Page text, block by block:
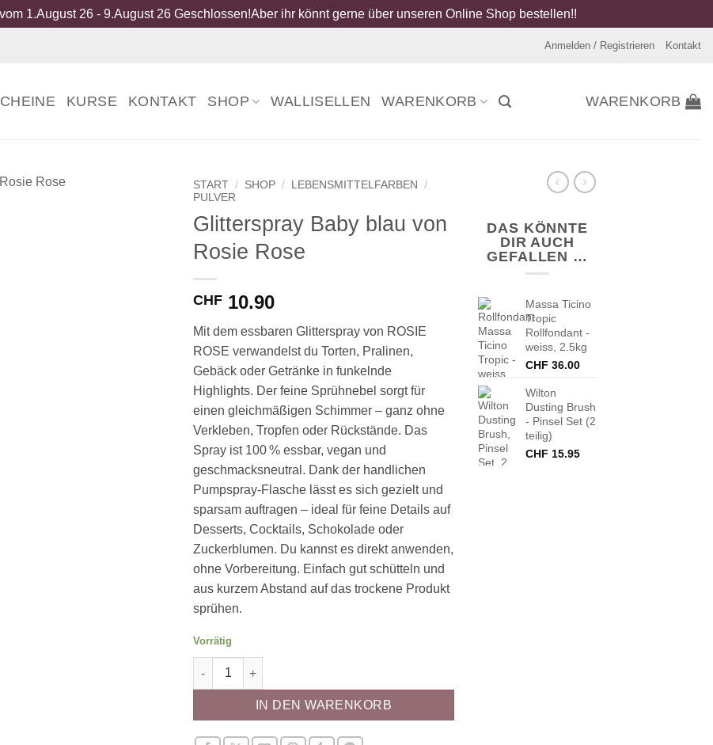
1.August 26 - 9.August 26 Geschlossen!Aber ihr könnt gerne über unseren Online Shop bestellen!!
Anmelden / Registrieren Kontakt
KURSE KONTAKT SHOP WALLISELLEN WARENKORB WARENKORB
START / SHOP / LEBENSMITTELFARBEN
/
PULVER
Glitterspray Baby blau von
Rosie Rose
CHF 10.90
Mit dem essbaren Glitterspray von ROSIE
ROSE verwandelst du Torten, Pralinen,
Gebäck oder Getränke in funkelnde
Highlights. Der feine Sprühnebel sorgt für
einen gleichmäßigen Schimmer – ganz ohne
Verkleben, Tropfen oder Rückstände. Das
Spray ist 100 % essbar, vegan und
geschmacksneutral. Dank der handlichen
Pumpspray-Flasche lässt es sich gezielt und
sparsam auftragen – ideal für feine Details auf
Desserts, Cocktails, Schokolade oder
Zuckerblumen. Du kannst es direkt anwenden,
ohne Vorbereitung. Einfach gut schütteln und
aus kurzem Abstand auf das trockene Produkt
sprühen.
Vorrätig
Glitterspray Baby blau von Rosie Rose Menge
IN DEN WARENKORB
DAS KÖNNTE
DIR AUCH
GEFALLEN …
Massa Ticino
Tropic
Rollfondant -
weiss, 2.5kg
CHF 36.00
Wilton
Dusting Brush
- Pinsel Set (2
teilig)
CHF 15.95